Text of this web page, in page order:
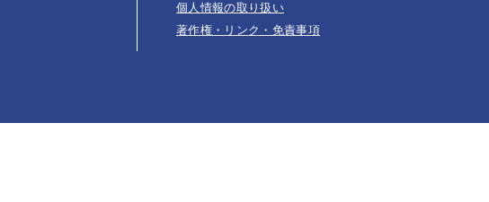
個人情報の取り扱い
著作権・リンク・免責事項